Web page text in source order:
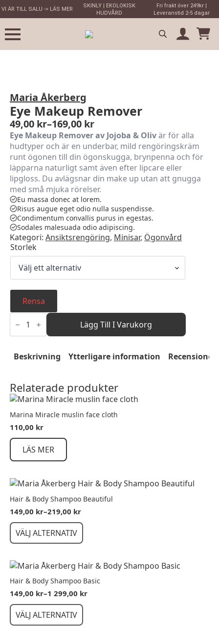
VI ÄR TILL SALU -> LÄS MER
SKINLY | EKOLOKISK
HUDVÅRD
Fri frakt över 249kr |
Leveranstid 2-5 dagar
Search
Maria Åkerberg
Eye Makeup Remover
49,00 kr–169,00 kr
Prisintervall:
49,00 kr
till
169,00 kr
Eye Makeup Remover av Jojoba & Olivär för alla
hudtyper och är en underbar, mild rengöringskräm
runt ögonen till din ögonskugga, brynpenna och för
läpparna naturligt samt även efter lipcare eller
lipgloss. Du avlägsnar din make up utan att gnugga
med små mjuka rörelser.
Eu massa donec at lorem.
Risus augue eget odio nulla suspendisse.
Condimentum convallis purus in egestas.
Sodales malesuada odio adipiscing.
Kategori: Ansiktsrengöring, Minisar, Ögonvård
Storlek
Rensa
Eye
Makeup
mängd
Lägg Till I Varukorg
Beskrivning Ytterligare information Recensioner
Relaterade produkter
Marina Miracle muslin face cloth
110,00 kr
LÄS MER
Hair & Body Shampoo Beautiful
149,00 kr–219,00 kr
Prisintervall:
149,00 kr
till
219,00 kr
VÄLJ ALTERNATIV
Den
här
har
flera
varianter.
De
olika
alternativen
kan
Hair & Body Shampoo Basic
149,00 kr–1 299,00 kr
Prisintervall:
149,00 kr
till
1
VÄLJ ALTERNATIV
Den
här